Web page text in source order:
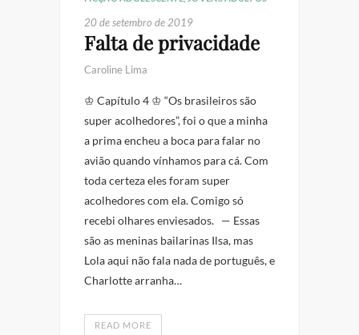
20 de setembro de 2019
Falta de privacidade
Caroline Lima
♔ Capítulo 4 ♔ “Os brasileiros são
super acolhedores”, foi o que a minha
a prima encheu a boca para falar no
avião quando vínhamos para cá. Com
toda certeza eles foram super
acolhedores com ela. Comigo só
recebi olhares enviesados. — Essas
são as meninas bailarinas Ilsa, mas
Lola aqui não fala nada de português, e
Charlotte arranha…
READ MORE